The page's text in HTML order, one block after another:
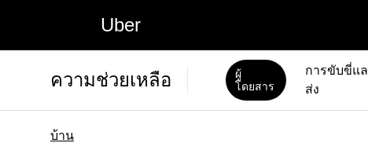
Uber
ความช่วยเหลือ
ผู้
โดยสาร
การขับขี่แ
ส่ง
บ้าน